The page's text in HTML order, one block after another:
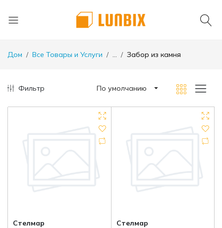
Дом Все Товары и Услуги ... Забор из камня
Фильтр По умолчанию
Стелмар
Стелмар